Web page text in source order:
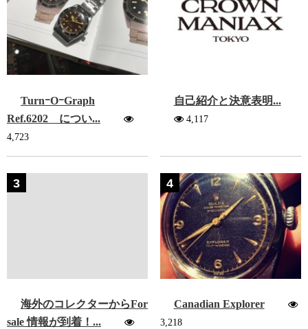
TurnｰOｰGraph
Ref.6202 につい...
4,723
自己紹介と決意表明...
4,117
3
海外のコレクターからFor
sale 情報が到着！...
4
Canadian Explorer
3,218